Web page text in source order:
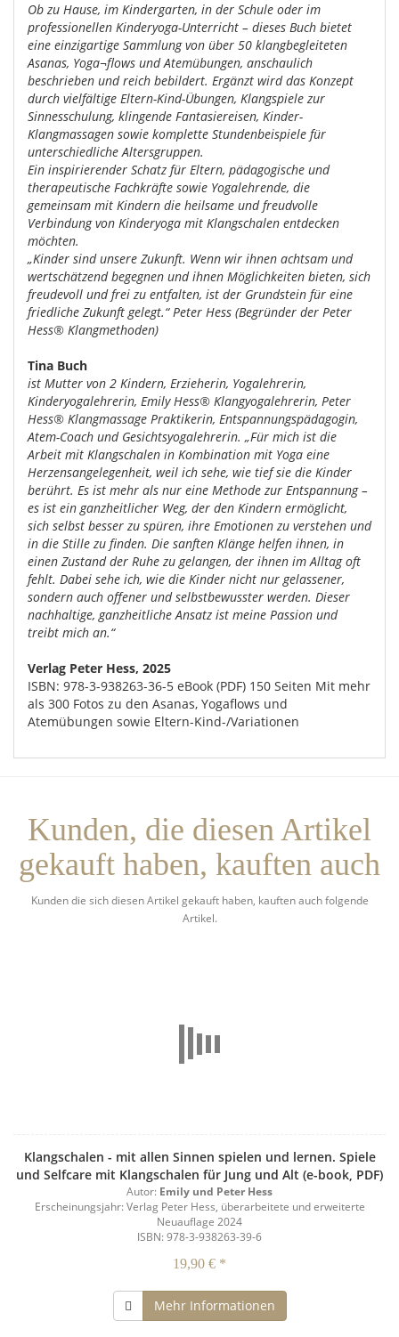
Ob zu Hause, im Kindergarten, in der Schule oder im
professionellen Kinderyoga-Unterricht – dieses Buch bietet
eine einzigartige Sammlung von über 50 klangbegleiteten
Asanas, Yoga¬flows und Atemübungen, anschaulich
beschrieben und reich bebildert. Ergänzt wird das Konzept
durch vielfältige Eltern-Kind-Übungen, Klangspiele zur
Sinnesschulung, klingende Fantasiereisen, Kinder-
Klangmassagen sowie komplette Stundenbeispiele für
unterschiedliche Altersgruppen.
Ein inspirierender Schatz für Eltern, pädagogische und
therapeutische Fachkräfte sowie Yogalehrende, die
gemeinsam mit Kindern die heilsame und freudvolle
Verbindung von Kinderyoga mit Klangschalen entdecken
möchten.
„Kinder sind unsere Zukunft. Wenn wir ihnen achtsam und
wertschätzend begegnen und ihnen Möglichkeiten bieten, sich
freudevoll und frei zu entfalten, ist der Grundstein für eine
friedliche Zukunft gelegt.“ Peter Hess (Begründer der Peter
Hess® Klangmethoden)
Tina Buch
ist Mutter von 2 Kindern, Erzieherin, Yogalehrerin,
Kinderyogalehrerin, Emily Hess® Klangyogalehrerin, Peter
Hess® Klangmassage Praktikerin, Entspannungspädagogin,
Atem-Coach und Gesichtsyogalehrerin. „Für mich ist die
Arbeit mit Klangschalen in Kombination mit Yoga eine
Herzensangelegenheit, weil ich sehe, wie tief sie die Kinder
berührt. Es ist mehr als nur eine Methode zur Entspannung –
es ist ein ganzheitlicher Weg, der den Kindern ermöglicht,
sich selbst besser zu spüren, ihre Emotionen zu verstehen und
in die Stille zu finden. Die sanften Klänge helfen ihnen, in
einen Zustand der Ruhe zu gelangen, der ihnen im Alltag oft
fehlt. Dabei sehe ich, wie die Kinder nicht nur gelassener,
sondern auch offener und selbstbewusster werden. Dieser
nachhaltige, ganzheitliche Ansatz ist meine Passion und
treibt mich an.“
Verlag Peter Hess, 2025
ISBN: 978-3-938263-36-5 eBook (PDF) 150 Seiten Mit mehr
als 300 Fotos zu den Asanas, Yogaflows und
Atemübungen sowie Eltern-Kind-/Variationen
Kunden, die diesen Artikel
gekauft haben, kauften auch
Kunden die sich diesen Artikel gekauft haben, kauften auch folgende
Artikel.
Klangschalen - mit allen Sinnen spielen und lernen. Spiele
und Selfcare mit Klangschalen für Jung und Alt (e-book, PDF)
Autor: Emily und Peter Hess
Erscheinungsjahr: Verlag Peter Hess, überarbeitete und erweiterte
Neuauflage 2024
ISBN: 978-3-938263-39-6
19,90 € *
Mehr Informationen